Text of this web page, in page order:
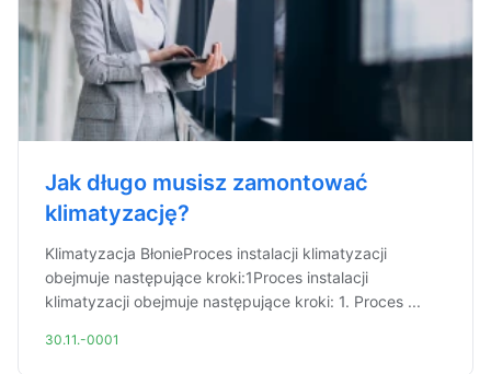
Jak długo musisz zamontować
klimatyzację?
Klimatyzacja BłonieProces instalacji klimatyzacji
obejmuje następujące kroki:1Proces instalacji
klimatyzacji obejmuje następujące kroki: 1. Proces ...
30.11.-0001